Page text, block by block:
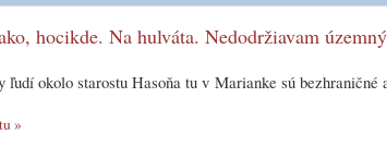
hocikde. Na hulváta. Nedodržiavam
ľudí okolo starostu Hasoňa tu v Marianke sú bezhraničné
»